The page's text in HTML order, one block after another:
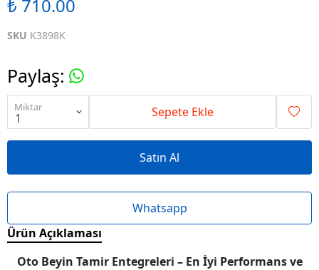
₺ 710.00
SKU K3898K
Paylaş:
Miktar Sepete Ekle
Satın Al
Whatsapp
Ürün Açıklaması
Oto Beyin Tamir Entegreleri – En İyi Performans ve